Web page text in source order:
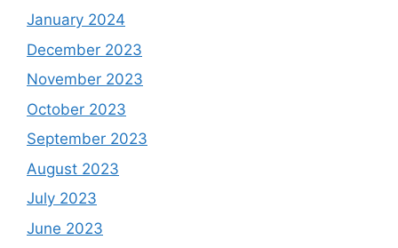
January 2024
December 2023
November 2023
October 2023
September 2023
August 2023
July 2023
June 2023